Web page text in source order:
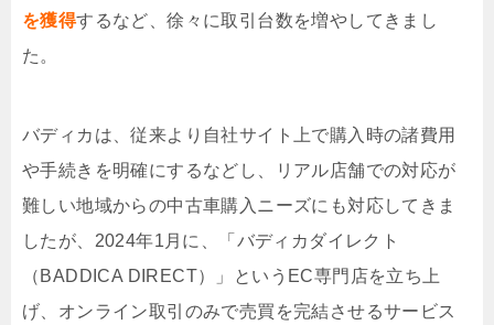
を獲得するなど、徐々に取引台数を増やしてきまし
た。
バディカは、従来より自社サイト上で購入時の諸費用
や手続きを明確にするなどし、リアル店舗での対応が
難しい地域からの中古車購入ニーズにも対応してきま
したが、2024年1月に、「バディカダイレクト
（BADDICA DIRECT）」というEC専門店を立ち上
げ、オンライン取引のみで売買を完結させるサービス